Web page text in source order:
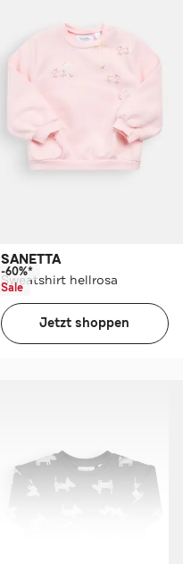
SANETTA
Sweatshirt hellrosa
-60%*
Sale
Jetzt shoppen